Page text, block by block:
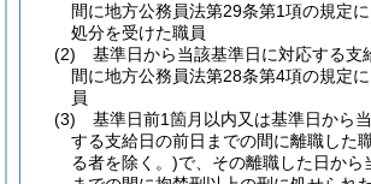
間に地方公務員法第29条第1項の規定
処分を受けた職員
(2)
基準日から当該基準日に対応する支
間に地方公務員法第28条第4項の規定
員
(3)
基準日前1箇月以内又は基準日から
する支給日の前日までの間に離職した
る者を除く。)で、その離職した日から